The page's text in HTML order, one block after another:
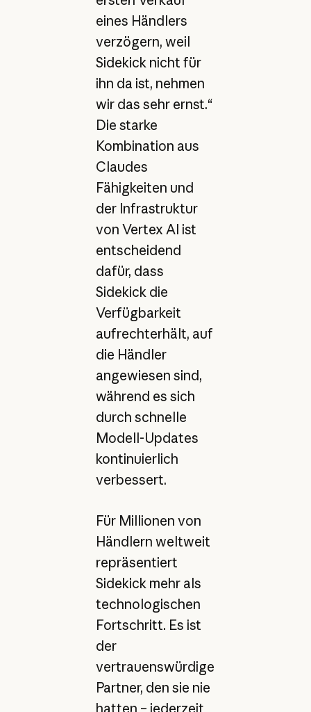
eines Händlers
verzögern, weil
Sidekick nicht für
ihn da ist, nehmen
wir das sehr ernst.“
Die starke
Kombination aus
Claudes
Fähigkeiten und
der Infrastruktur
von Vertex AI ist
entscheidend
dafür, dass
Sidekick die
Verfügbarkeit
aufrechterhält, auf
die Händler
angewiesen sind,
während es sich
durch schnelle
Modell-Updates
kontinuierlich
verbessert.
Für Millionen von
Händlern weltweit
repräsentiert
Sidekick mehr als
technologischen
Fortschritt. Es ist
der
vertrauenswürdige
Partner, den sie nie
hatten – jederzeit